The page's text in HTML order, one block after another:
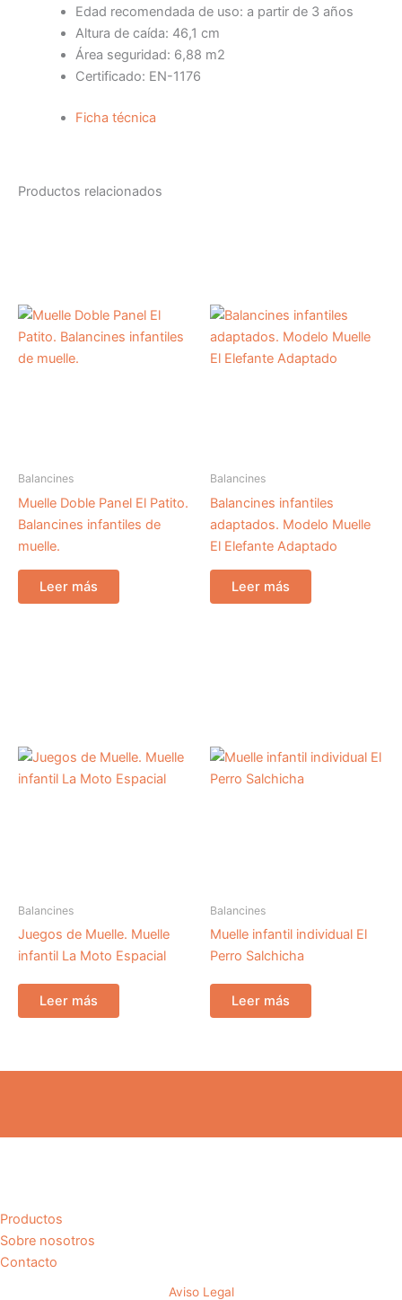
Edad recomendada de uso: a partir de 3 años
Altura de caída: 46,1 cm
Área seguridad: 6,88 m2
Certificado: EN-1176
Ficha técnica
Productos relacionados
Balancines
Muelle Doble Panel El Patito.
Balancines infantiles de
muelle.
Leer más
Balancines
Balancines infantiles
adaptados. Modelo Muelle
El Elefante Adaptado
Leer más
Balancines
Juegos de Muelle. Muelle
infantil La Moto Espacial
Leer más
Balancines
Muelle infantil individual El
Perro Salchicha
Leer más
Productos
Sobre nosotros
Contacto
Aviso Legal